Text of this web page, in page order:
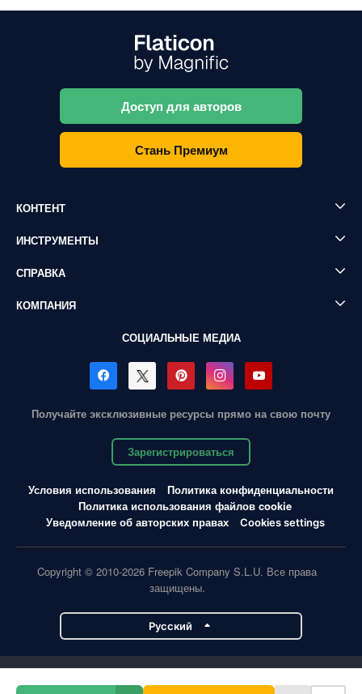
Доступ для авторов
Стань Премиум
КОНТЕНТ
ИНСТРУМЕНТЫ
СПРАВКА
КОМПАНИЯ
СОЦИАЛЬНЫЕ МЕДИА
Получайте эксклюзивные ресурсы прямо на свою почту
Зарегистрироваться
Условия использования
Политика конфиденциальности
Политика использования файлов cookie
Уведомление об авторских правах
Cookies settings
Copyright © 2010-2026 Freepik Company S.L.U. Все права
защищены.
Pусский